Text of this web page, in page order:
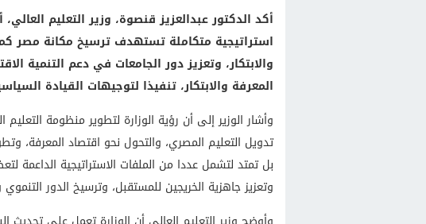
أكد الدكتور عبدالعزيز قنصوة، وزير التعليم
استراتيجية متكاملة تستهدف ترسيخ مكانة مصر
والابتكار، وتعزيز دور الجامعات في دعم التنمية
المعرفة والابتكار، تنفيذا لتوجيهات القيادة
وأشار الوزير إلى أن رؤية الوزارة لتطوير منظومة
تدويل التعليم المصري، والتحول نحو اقتصاد المعرفة،
بل تمتد لتشمل عددا من الملفات الاستراتيجية الداعمة
وتعزيز جاهزية الخريجين للمستقبل، وترسيخ الدور